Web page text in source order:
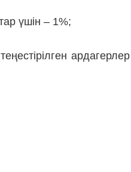
үшін – 1%;
ардагерлер